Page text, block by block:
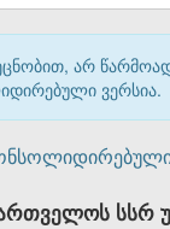
არ
ვერსია.
სსრ